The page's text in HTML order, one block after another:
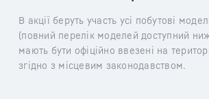
В акції беруть участь усі побутові
(повний перелік моделей доступний
мають бути офіційно ввезені на
згідно з місцевим законодавством.